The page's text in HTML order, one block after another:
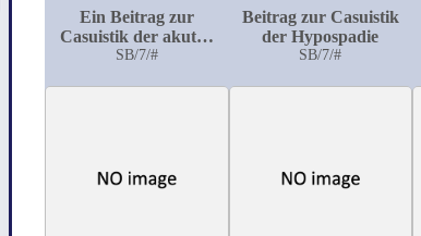
Ein Beitrag zur
Casuistik der akuten
infectiösen
SB/7/#
Beitrag zur Casuistik
der Hypospadie
SB/7/#